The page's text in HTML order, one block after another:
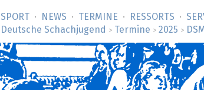
SPORT NEWS TERMINE RESSORTS
Deutsche Schachjugend
> Termine > 2025 >